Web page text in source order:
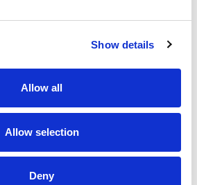
Show details
Allow all
Allow selection
Deny
tržištu
upotrebu
pitanja